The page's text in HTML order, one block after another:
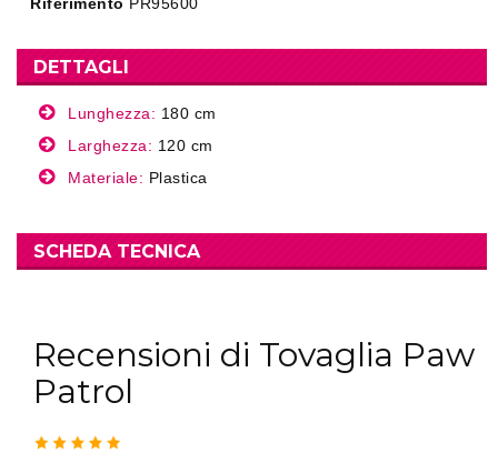
DETTAGLI
Lunghezza: 180 cm
Larghezza: 120 cm
Materiale: Plastica
SCHEDA TECNICA
Recensioni di Tovaglia Paw
Patrol